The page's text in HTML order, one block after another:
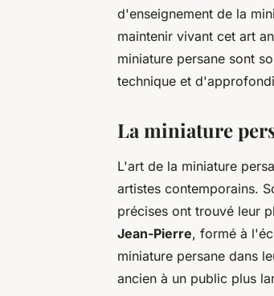
d'enseignement de la
maintenir vivant cet art
miniature persane sont
technique et
La miniature
L'art de la miniature
artistes contemporains.
précises ont trouvé leur
Jean-Pierre, formé à
miniature persane dans
ancien à un public plus